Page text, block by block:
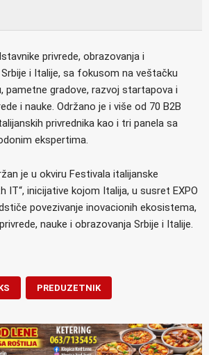
privrede, obrazovanja i
i Italije, sa fokusom na veštačku
pametne gradove, razvoj startapova i
i nauke. Održano je i više od 70 B2B
privrednika kao i tri panela sa
ekspertima.
je u okviru Festivala italijanske
IT“, inicijative kojom Italija, u susret EXPO
povezivanje inovacionih ekosistema,
nauke i obrazovanja Srbije i Italije.
PREDUZETNIK